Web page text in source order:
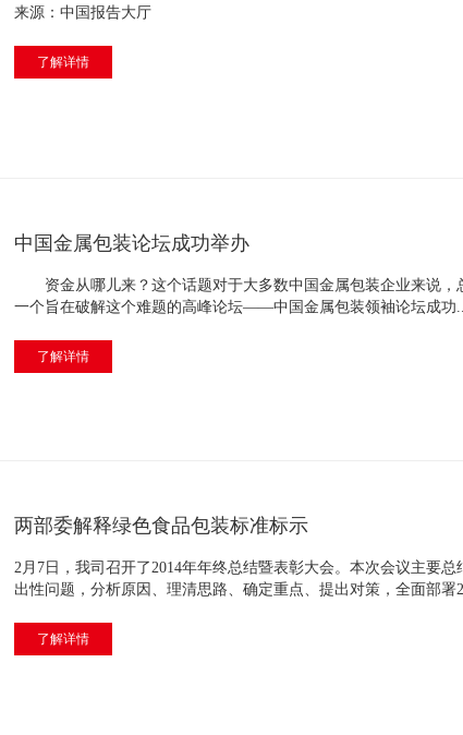
来源：中国报告大厅
了解详情
中国金属包装论坛成功举办
资金从哪儿来？这个话题对于大多数中国金属包装企业来说，
一个旨在破解这个难题的高峰论坛——中国金属包装领袖论坛成功
了解详情
两部委解释绿色食品包装标准标示
2月7日，我司召开了2014年年终总结暨表彰大会。本次会议主要
出性问题，分析原因、理清思路、确定重点、提出对策，全面部署
了解详情